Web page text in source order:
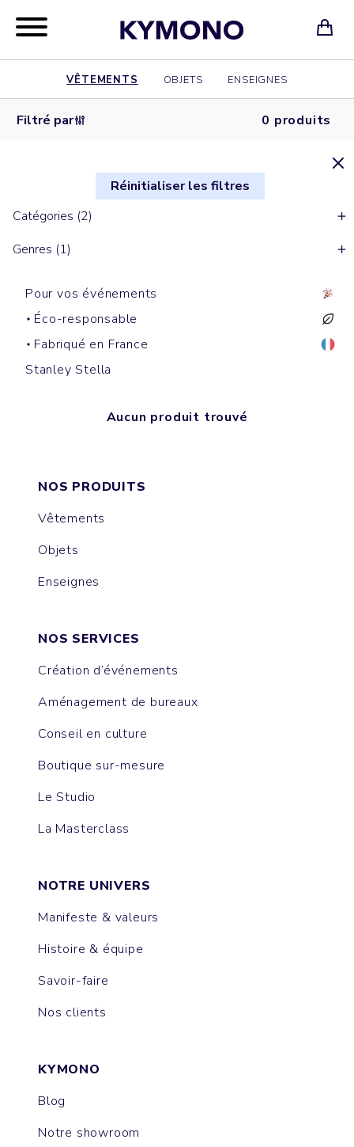
VÊTEMENTS OBJETS ENSEIGNES
Filtré par 0 produits
Réinitialiser les filtres
Catégories (2)
Genres (1)
Pour vos événements
Éco-responsable
Fabriqué en France
Stanley Stella
Aucun produit trouvé
NOS PRODUITS
Vêtements
Objets
Enseignes
NOS SERVICES
Création d’événements
Aménagement de bureaux
Conseil en culture
Boutique sur-mesure
Le Studio
La Masterclass
NOTRE UNIVERS
Manifeste & valeurs
Histoire & équipe
Savoir-faire
Nos clients
KYMONO
Blog
Notre showroom